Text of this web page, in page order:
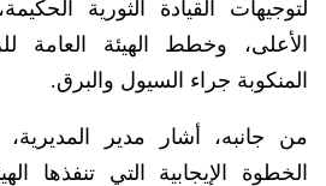
لتوجيهات القيادة الثورية
الأعلى، وخطط الهيئة العامة
المنكوبة جراء السيول والبرق.
من جانبه، أشار مدير
الخطوة الإيجابية التي تنفذها